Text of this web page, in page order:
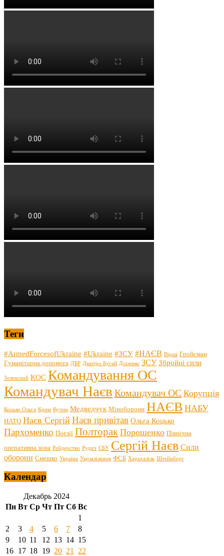
Теги
#ArmedForcesofUkraine #Ukraine #ЗСУ #НАЄВ Вірші Гройсман
Гуманітарна допомога ДБР Дмитро Бугай Доценко ЗСУ Збройні сили
Зеленский КОС Командування ОС
Командувач Наєв Командувач ОС Корупція
Коцько Ольга Крим Кучин Медведчук Міноборони НАЄВ НАБУ
НАТО Наєв Сергій Наєв привітав Ольга Коцько
Пархоменко Поезії Полторак Порошенко Північна
оперативна зона Рейдерство Рудич СБУ Сергій Наєв Сили
оборони Смешко Україна Укрзалізниця ФСБ Харахаліль Штейнберг
Календар
Декабрь 2024
Пн Вт Ср Чт Пт Сб Вс
1
2
3 4 5 6 7
8
9
10 11 12 13 14 15
16 17 18 19 20 21
22